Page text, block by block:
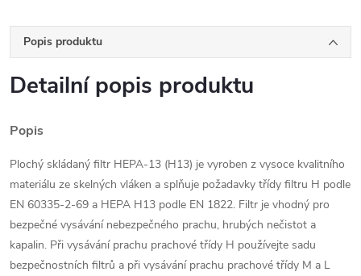
Popis produktu
Detailní popis produktu
Popis
Plochý skládaný filtr HEPA-13 (H13) je vyroben z vysoce kvalitního
materiálu ze skelných vláken a splňuje požadavky třídy filtru H podle
EN 60335-2-69 a HEPA H13 podle EN 1822. Filtr je vhodný pro
bezpečné vysávání nebezpečného prachu, hrubých nečistot a
kapalin. Při vysávání prachu prachové třídy H používejte sadu
bezpečnostních filtrů a při vysávání prachu prachové třídy M a L